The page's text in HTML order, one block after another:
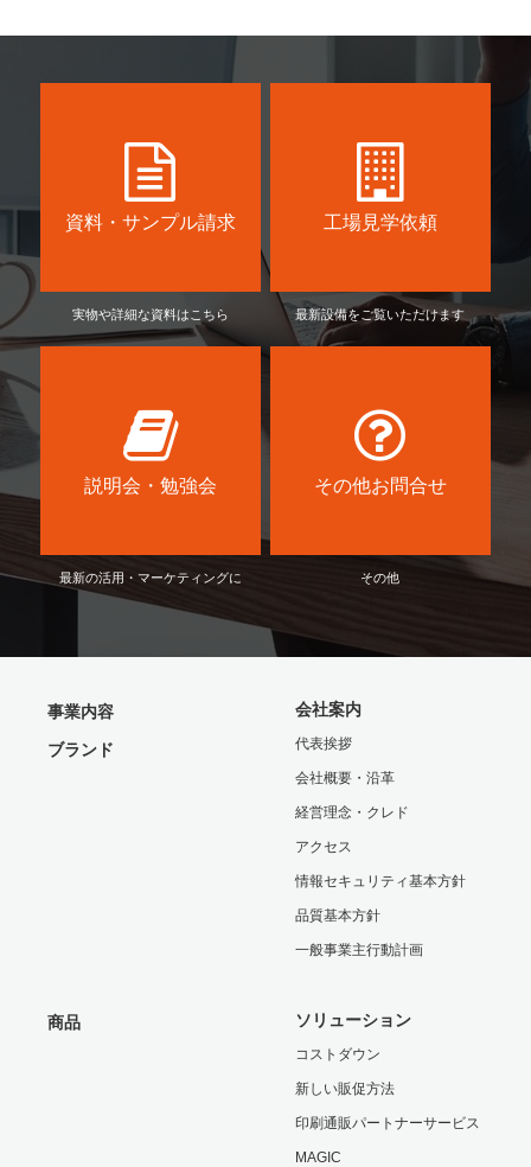
k
資料・サンプル請求
実物や詳細な資料はこちら
工場見学依頼
最新設備をご覧いただけます
説明会・勉強会
最新の活用・マーケティングに
その他お問合せ
その他
事業内容
ブランド
会社案内
代表挨拶
会社概要・沿革
経営理念・クレド
アクセス
情報セキュリティ基本方針
品質基本方針
一般事業主行動計画
商品 ソリューション
コストダウン
新しい販促方法
印刷通販パートナーサービス
MAGIC